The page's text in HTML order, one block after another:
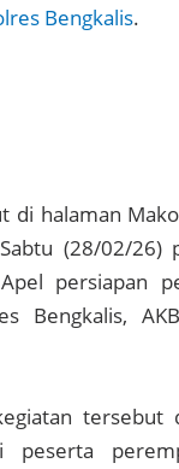
Bengkalis.
di halaman
(28/02/26)
persiapan
Bengkalis,
tersebut
peserta